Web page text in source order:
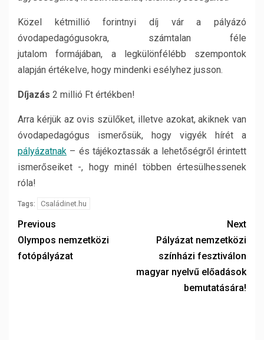
Közel kétmillió forintnyi díj vár a pályázó
óvodapedagógusokra, számtalan féle
jutalom formájában, a legkülönfélébb szempontok
alapján értékelve, hogy mindenki esélyhez jusson.
Díjazás 2 millió Ft értékben!
Arra kérjük az ovis szülőket, illetve azokat, akiknek van
óvodapedagógus ismerősük, hogy vigyék hírét a
pályázatnak – és tájékoztassák a lehetőségről érintett
ismerőseiket -, hogy minél többen értesülhessenek
róla!
Tags: Családinet.hu
Previous
Olympos nemzetközi
fotópályázat
Next
Pályázat nemzetközi
színházi fesztiválon
magyar nyelvű előadások
bemutatására!